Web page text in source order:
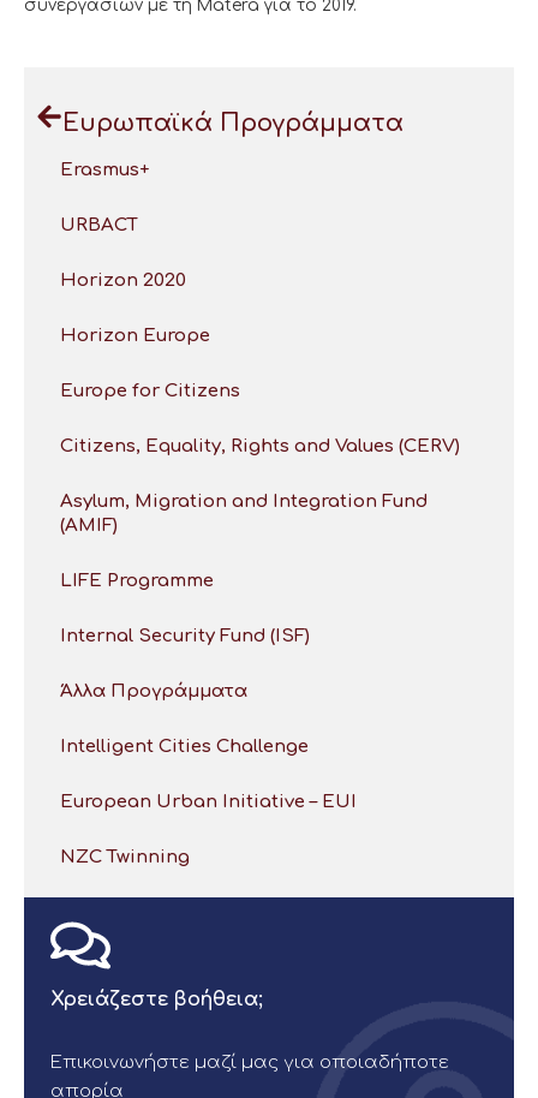
συνεργασιών με τη Matera για το 2019.
Ευρωπαϊκά Προγράμματα
Erasmus+
URBACT
Horizon 2020
Horizon Europe
Europe for Citizens
Citizens, Equality, Rights and Values (CERV)
Asylum, Migration and Integration Fund
(AMIF)
LIFE Programme
Internal Security Fund (ISF)
Άλλα Προγράμματα
Intelligent Cities Challenge
European Urban Initiative – EUI
NZC Twinning
Χρειάζεστε βοήθεια;
Επικοινωνήστε μαζί μας για οποιαδήποτε
απορία